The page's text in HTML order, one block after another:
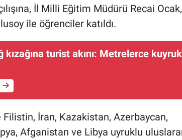
İl Milli Eğitim Müdürü Recai Ocak,
ile öğrenciler katıldı.
kızağına turist akını: Metrelerce kuyruk
İran, Kazakistan, Azerbaycan,
Afganistan ve Libya uyruklu